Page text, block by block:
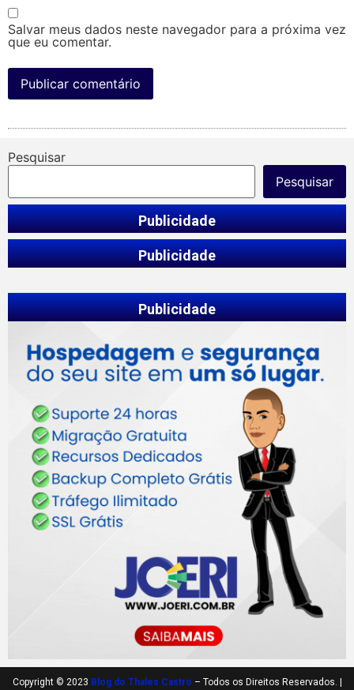
Salvar meus dados neste navegador para a próxima vez
que eu comentar.
Pesquisar
Pesquisar
Publicidade
Publicidade
Publicidade
Copyright © 2023 Blog do Thales Castro – Todos os Direitos Reservados. |